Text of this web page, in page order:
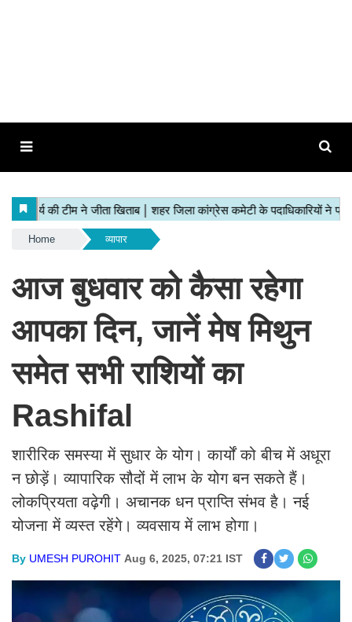
Home व्यापार
आज बुधवार को कैसा रहेगा
आपका दिन, जानें मेष मिथुन
समेत सभी राशियों का
Rashifal
शारीरिक समस्या में सुधार के योग। कार्यों को बीच में अधूरा
न छोड़ें। व्यापारिक सौदों में लाभ के योग बन सकते हैं।
लोकप्रियता वढ़ेगी। अचानक धन प्राप्ति संभव है। नई
योजना में व्यस्त रहेंगे। व्यवसाय में लाभ होगा।
By UMESH PUROHIT Aug 6, 2025, 07:21 IST